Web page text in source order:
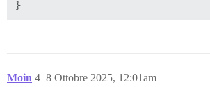
Moin 8 Ottobre 2025, 12:01am
4